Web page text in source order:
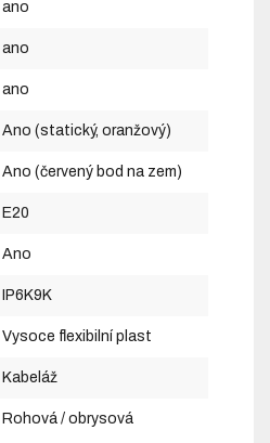
ano
ano
ano
Ano (statický, oranžový)
Ano (červený bod na zem)
E20
Ano
IP6K9K
Vysoce flexibilní plast
Kabeláž
Rohová / obrysová